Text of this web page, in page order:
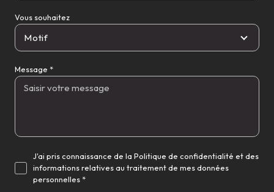
Vous souhaitez
Motif
Message *
J'ai pris connaissance de la Politique de confidentialité et des
informations relatives au traitement de mes données
personnelles *